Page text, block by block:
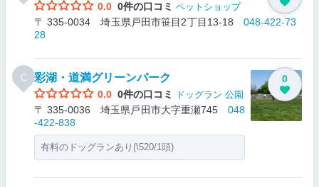
0.0 0件の口コミ ペットショップ
〒 335-0034 埼玉県戸田市笹目2丁目13-18 048-422-73
28
C 彩湖・道満グリーンパーク
0.0 0件の口コミ ドッグラン 公園
〒 335-0036 埼玉県戸田市大字重瀬745 048
-422-838
有料のドッグランあり(\520/1頭)
0